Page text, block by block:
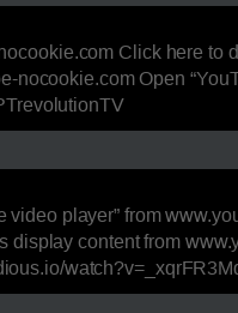
Click here
Open
player” from
content from